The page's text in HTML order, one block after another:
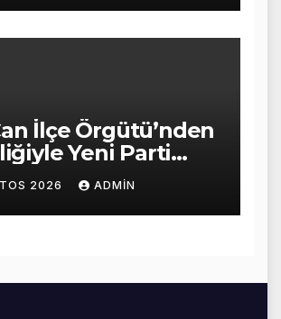
İlçe Örgütü’nden
Yeni Parti
2026 ADMIN